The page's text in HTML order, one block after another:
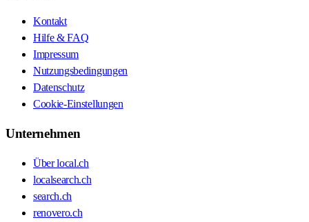
Kontakt
Hilfe & FAQ
Impressum
Nutzungsbedingungen
Datenschutz
Cookie-Einstellungen
Unternehmen
Über local.ch
localsearch.ch
search.ch
renovero.ch